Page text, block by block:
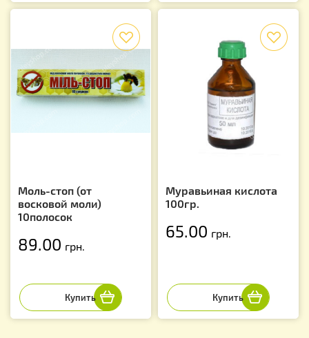
Моль-стоп (от
восковой моли)
10полосок
89.00 грн.
Муравьиная кислота
100гр.
65.00 грн.